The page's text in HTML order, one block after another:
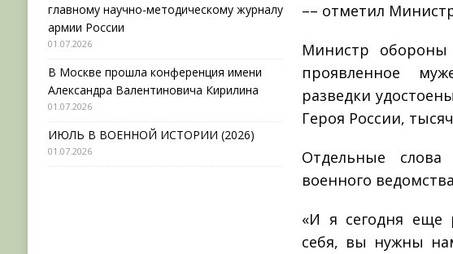
–– отметил
Министр обороны
проявленное
разведки
Героя России,
Отдельные слова
военного
«И я сегодня еще
себя, вы нужны
главному научно-методическому журналу
армии России
01.07.2026
В Москве прошла конференция имени
Александра Валентиновича Кирилина
01.07.2026
ИЮЛЬ В ВОЕННОЙ ИСТОРИИ (2026)
01.07.2026